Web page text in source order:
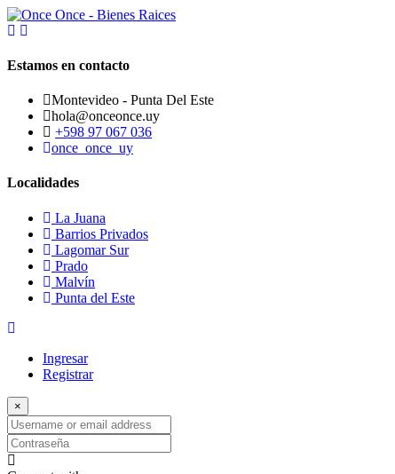
Estamos en contacto
Montevideo - Punta Del Este
hola@onceonce.uy
+598 97 067 036
once_once_uy
Localidades
La Juana
Barrios Privados
Lagomar Sur
Prado
Malvín
Punta del Este
Ingresar
Registrar
×
Username
or
email
address
Contraseña